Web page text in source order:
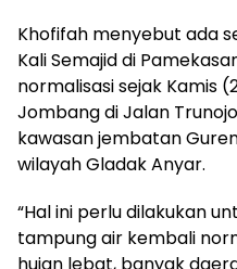
Khofifah menyebut ada
Kali Semajid di
normalisasi sejak Kamis
Jombang di Jalan
kawasan jembatan
wilayah Gladak Anyar.
“Hal ini perlu dilakukan
tampung air kembali
hujan lebat, banyak